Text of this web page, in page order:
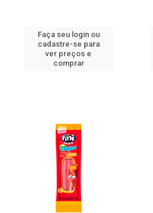
Faça seu login ou
cadastre-se para
ver preços e
comprar